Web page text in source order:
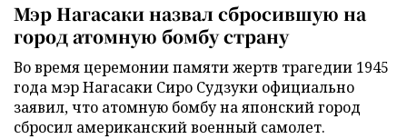
Мэр Нагасаки назвал сбросившую на
город атомную бомбу страну
Во время церемонии памяти жертв трагедии 1945
года мэр Нагасаки Сиро Судзуки официально
заявил, что атомную бомбу на японский город
сбросил американский военный самолет.